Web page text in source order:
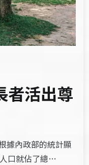
者活出尊
據內政部的統計顯
口就佔了總…